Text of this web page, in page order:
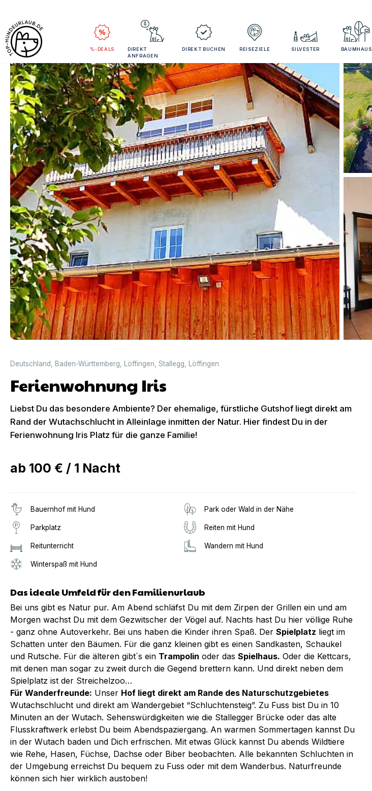
%-DEALS
DIREKT
ANFRAGEN
DIREKT BUCHEN REISEZIELE SILVESTER BAUMHAUS
Deutschland Baden-Württemberg Löffingen Stallegg Löffingen
Ferienwohnung Iris
Liebst Du das besondere Ambiente? Der ehemalige, fürstliche Gutshof liegt direkt am
Rand der Wutachschlucht in Alleinlage inmitten der Natur. Hier findest Du in der
Ferienwohnung Iris Platz für die ganze Familie!
ab 100 € / 1 Nacht
Bauernhof mit Hund Park oder Wald in der Nähe
Parkplatz Reiten mit Hund
Reitunterricht Wandern mit Hund
Winterspaß mit Hund
Das ideale Umfeld für den Familienurlaub
Bei uns gibt es Natur pur. Am Abend schläfst Du mit dem Zirpen der Grillen ein und am
Morgen wachst Du mit dem Gezwitscher der Vögel auf. Nachts hast Du hier völlige Ruhe
- ganz ohne Autoverkehr. Bei uns haben die Kinder ihren Spaß. Der Spielplatz liegt im
Schatten unter den Bäumen. Für die ganz kleinen gibt es einen Sandkasten, Schaukel
und Rutsche. Für die älteren gibt´s ein Trampolin oder das Spielhaus. Oder die Kettcars,
mit denen man sogar zu zweit durch die Gegend brettern kann. Und direkt neben dem
Spielplatz ist der Streichelzoo…
Für Wanderfreunde: Unser Hof liegt direkt am Rande des Naturschutzgebietes
Wutachschlucht und direkt am Wandergebiet “Schluchtensteig”. Zu Fuss bist Du in 10
Minuten an der Wutach. Sehenswürdigkeiten wie die Stallegger Brücke oder das alte
Flusskraftwerk erlebst Du beim Abendspaziergang. An warmen Sommertagen kannst Du
in der Wutach baden und Dich erfrischen. Mit etwas Glück kannst Du abends Wildtiere
wie Rehe, Hasen, Füchse, Dachse oder Biber beobachten. Alle bekannten Schluchten in
der Umgebung erreichst Du bequem zu Fuss oder mit dem Wanderbus. Naturfreunde
können sich hier wirklich austoben!